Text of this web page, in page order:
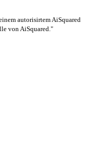
autorisirtem AiSquared
von AiSquared."